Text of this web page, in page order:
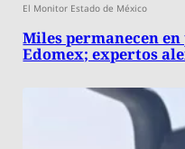
El Monitor Estado de México
Miles permanecen
Edomex; expertos